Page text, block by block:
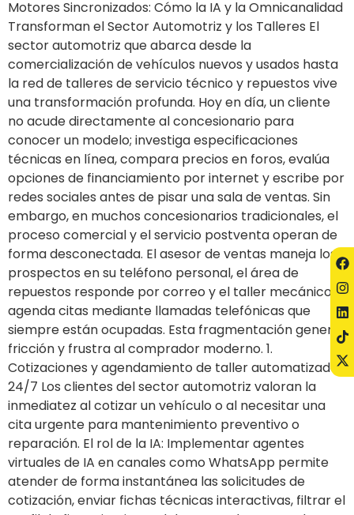
Motores Sincronizados: Cómo la IA y la Omnicanalidad
Transforman el Sector Automotriz y los Talleres El
sector automotriz que abarca desde la
comercialización de vehículos nuevos y usados hasta
la red de talleres de servicio técnico y repuestos vive
una transformación profunda. Hoy en día, un cliente
no acude directamente al concesionario para
conocer un modelo; investiga especificaciones
técnicas en línea, compara precios en foros, evalúa
opciones de financiamiento por internet y escribe por
redes sociales antes de pisar una sala de ventas. Sin
embargo, en muchos concesionarios tradicionales, el
proceso comercial y el servicio postventa operan de
forma desconectada. El asesor de ventas maneja los
prospectos en su teléfono personal, el área de
repuestos responde por correo y el taller mecánico
agenda citas mediante llamadas telefónicas que
siempre están ocupadas. Esta fragmentación genera
fricción y frustra al comprador moderno. 1.
Cotizaciones y agendamiento de taller automatizado
24/7 Los clientes del sector automotriz valoran la
inmediatez al cotizar un vehículo o al necesitar una
cita urgente para mantenimiento preventivo o
reparación. El rol de la IA: Implementar agentes
virtuales de IA en canales como WhatsApp permite
atender de forma instantánea las solicitudes de
cotización, enviar fichas técnicas interactivas, filtrar el